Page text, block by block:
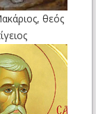
θεός